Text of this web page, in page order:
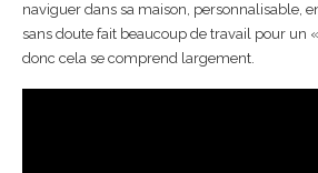
naviguer dans sa maison, personnalisable,
sans doute fait beaucoup de travail pour un
donc cela se comprend largement.